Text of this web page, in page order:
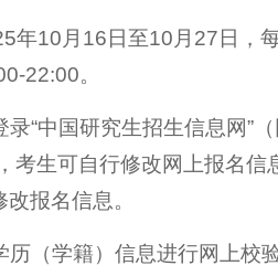
年10月16日至10月27日，
22:00。
“中国研究生招生信息网”
考生可自行修改网上报名
报名信息。
历（学籍）信息进行网上校